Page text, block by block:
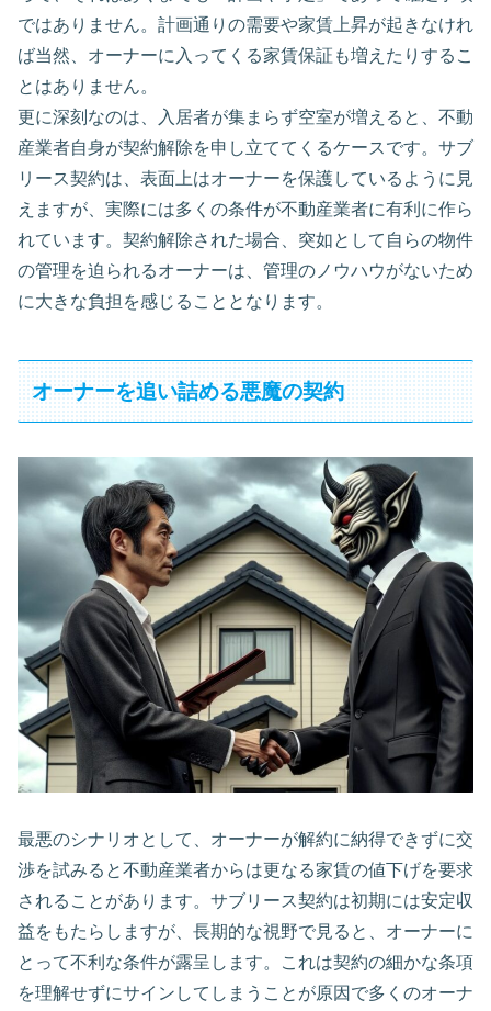
ではありません。計画通りの需要や家賃上昇が起きなけれ
ば当然、オーナーに入ってくる家賃保証も増えたりするこ
とはありません。
更に深刻なのは、入居者が集まらず空室が増えると、不動
産業者自身が契約解除を申し立ててくるケースです。サブ
リース契約は、表面上はオーナーを保護しているように見
えますが、実際には多くの条件が不動産業者に有利に作ら
れています。契約解除された場合、突如として自らの物件
の管理を迫られるオーナーは、管理のノウハウがないため
に大きな負担を感じることとなります。
オーナーを追い詰める悪魔の契約
最悪のシナリオとして、オーナーが解約に納得できずに交
渉を試みると不動産業者からは更なる家賃の値下げを要求
されることがあります。サブリース契約は初期には安定収
益をもたらしますが、長期的な視野で見ると、オーナーに
とって不利な条件が露呈します。これは契約の細かな条項
を理解せずにサインしてしまうことが原因で多くのオーナ